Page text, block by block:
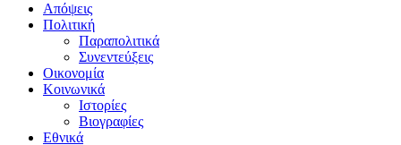
Απόψεις
Πολιτική
Παραπολιτικά
Συνεντεύξεις
Οικονομία
Κοινωνικά
Ιστορίες
Βιογραφίες
Εθνικά